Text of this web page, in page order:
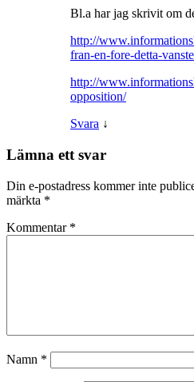
Bl.a har jag skrivit om
http://
fran-en-fore-detta-
http://
opposition/
Svara ↓
Lämna ett svar
Din e-postadress kommer inte
märkta *
Kommentar *
Namn *